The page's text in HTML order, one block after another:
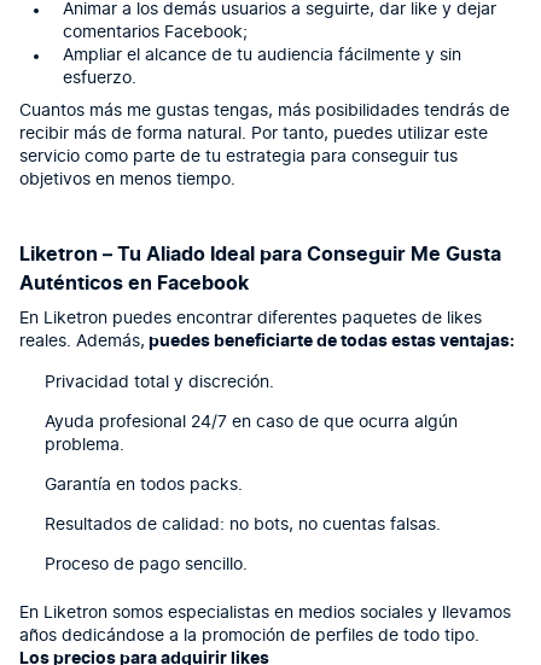
Animar a los demás usuarios a seguirte, dar like y dejar
comentarios Facebook;
Ampliar el alcance de tu audiencia fácilmente y sin
esfuerzo.
Cuantos más me gustas tengas, más posibilidades tendrás de
recibir más de forma natural. Por tanto, puedes utilizar este
servicio como parte de tu estrategia para conseguir tus
objetivos en menos tiempo.
Liketron – Tu Aliado Ideal para Conseguir Me Gusta
Auténticos en Facebook
En Liketron puedes encontrar diferentes paquetes de likes
reales. Además, puedes beneficiarte de todas estas ventajas:
Privacidad total y discreción.
Ayuda profesional 24/7 en caso de que ocurra algún
problema.
Garantía en todos packs.
Resultados de calidad: no bots, no cuentas falsas.
Proceso de pago sencillo.
En Liketron somos especialistas en medios sociales y llevamos
años dedicándose a la promoción de perfiles de todo tipo.
Los precios para adquirir likes